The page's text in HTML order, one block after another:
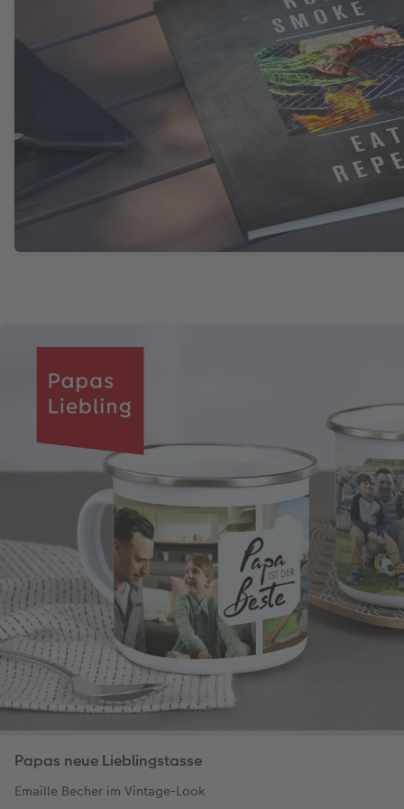
Papas neue Lieblingstasse
Emaille Becher im Vintage-Look